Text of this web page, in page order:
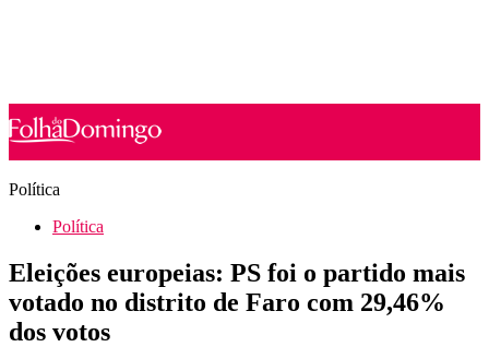
Política
Política
Eleições europeias: PS foi o partido mais
votado no distrito de Faro com 29,46%
dos votos